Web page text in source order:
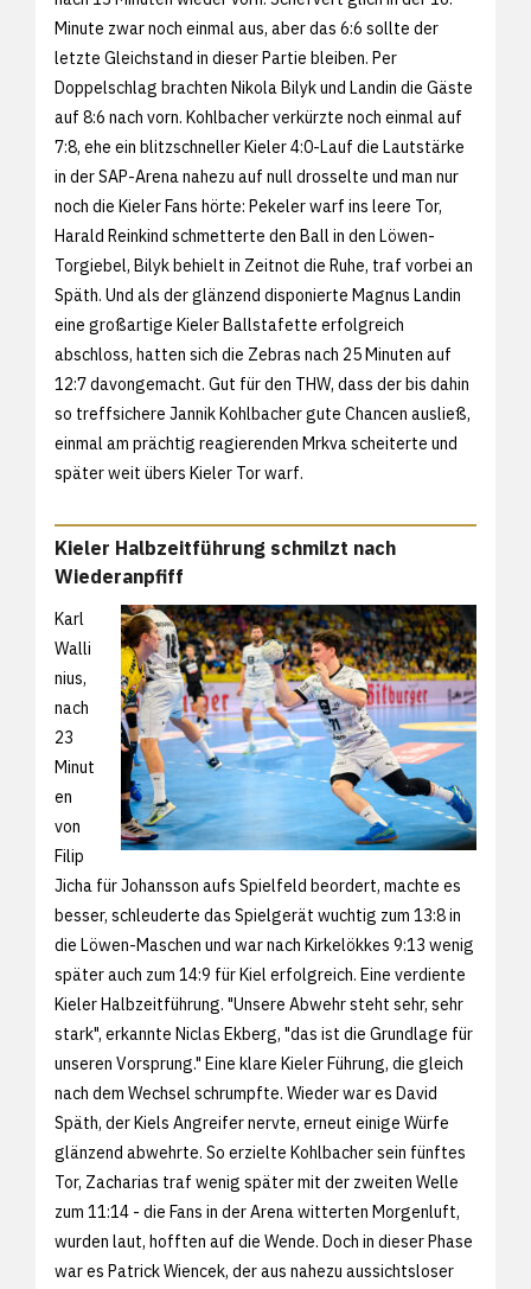
Minute zwar noch einmal aus, aber das 6:6 sollte der
letzte Gleichstand in dieser Partie bleiben. Per
Doppelschlag brachten Nikola Bilyk und Landin die Gäste
auf 8:6 nach vorn. Kohlbacher verkürzte noch einmal auf
7:8, ehe ein blitzschneller Kieler 4:0-Lauf die Lautstärke
in der SAP-Arena nahezu auf null drosselte und man nur
noch die Kieler Fans hörte: Pekeler warf ins leere Tor,
Harald Reinkind schmetterte den Ball in den Löwen-
Torgiebel, Bilyk behielt in Zeitnot die Ruhe, traf vorbei an
Späth. Und als der glänzend disponierte Magnus Landin
eine großartige Kieler Ballstafette erfolgreich
abschloss, hatten sich die Zebras nach 25 Minuten auf
12:7 davongemacht. Gut für den THW, dass der bis dahin
so treffsichere Jannik Kohlbacher gute Chancen ausließ,
einmal am prächtig reagierenden Mrkva scheiterte und
später weit übers Kieler Tor warf.
Kieler Halbzeitführung schmilzt nach
Wiederanpfiff
Karl
Walli
nius,
nach
23
Minut
en
von
Filip
Jicha für Johansson aufs Spielfeld beordert, machte es
besser, schleuderte das Spielgerät wuchtig zum 13:8 in
die Löwen-Maschen und war nach Kirkelökkes 9:13 wenig
später auch zum 14:9 für Kiel erfolgreich. Eine verdiente
Kieler Halbzeitführung. "Unsere Abwehr steht sehr, sehr
stark", erkannte Niclas Ekberg, "das ist die Grundlage für
unseren Vorsprung." Eine klare Kieler Führung, die gleich
nach dem Wechsel schrumpfte. Wieder war es David
Späth, der Kiels Angreifer nervte, erneut einige Würfe
glänzend abwehrte. So erzielte Kohlbacher sein fünftes
Tor, Zacharias traf wenig später mit der zweiten Welle
zum 11:14 - die Fans in der Arena witterten Morgenluft,
wurden laut, hofften auf die Wende. Doch in dieser Phase
war es Patrick Wiencek, der aus nahezu aussichtsloser